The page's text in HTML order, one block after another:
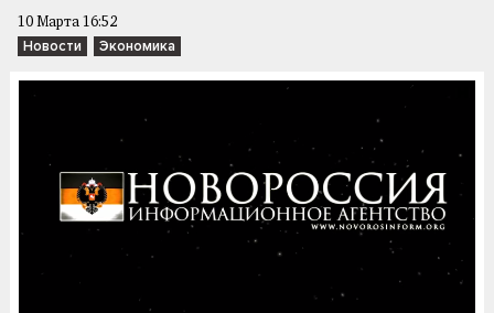
10 Марта 16:52
Новости Экономика